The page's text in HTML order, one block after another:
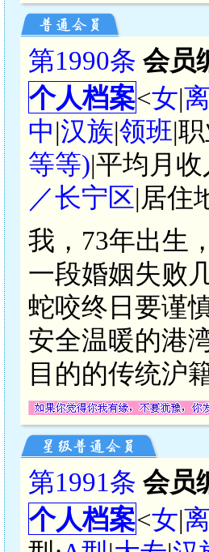
第1990条 会员
个人档案<女|
中|汉族|领班|
等等)|平均月收
／长宁区|居住
我，73年出生
一段婚姻失败
蛇咬终日要谨
安全温暖的港
目的的传统沪
第1991条 会员
个人档案<女|